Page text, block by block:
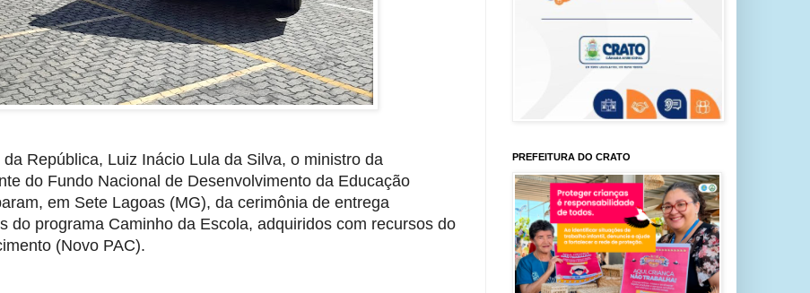
República, Luiz Inácio Lula da Silva, o ministro da
do Fundo Nacional de Desenvolvimento da Educação
em Sete Lagoas (MG), da cerimônia de entrega
do programa Caminho da Escola, adquiridos com recursos do
(Novo PAC).
PREFEITURA DO CRATO